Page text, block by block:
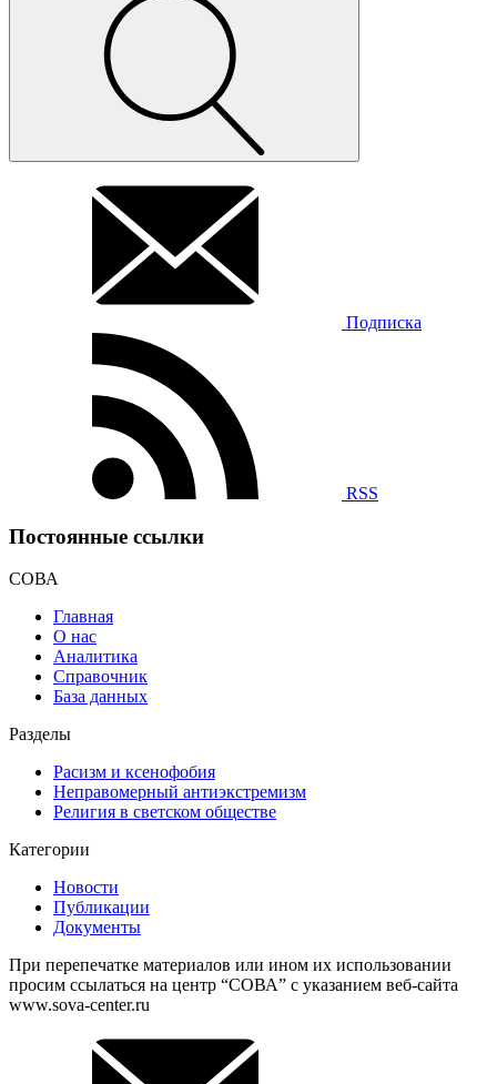
Подписка
RSS
Постоянные ссылки
СОВА
Главная
О нас
Аналитика
Справочник
База данных
Разделы
Расизм и ксенофобия
Неправомерный антиэкстремизм
Религия в светском обществе
Категории
Новости
Публикации
Документы
При перепечатке материалов или ином их использовании
просим ссылаться на центр “СОВА” с указанием веб-сайта
www.sova-center.ru